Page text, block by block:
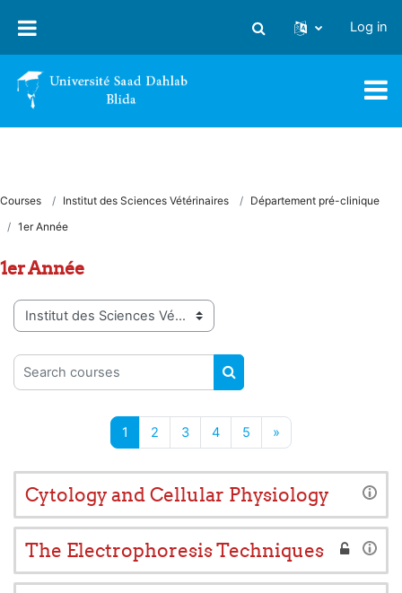
Toggle search input
Log in
Courses Institut des Sciences Vétérinaires
Département pré-clinique
1er Année
1er Année
Course categories
Search courses
SEARCH COURSES
1 Page 1
2 Page 2
3Page 3
4Page 4
5 Page 5
»
Cytology and Cellular Physiology
The Electrophoresis Techniques